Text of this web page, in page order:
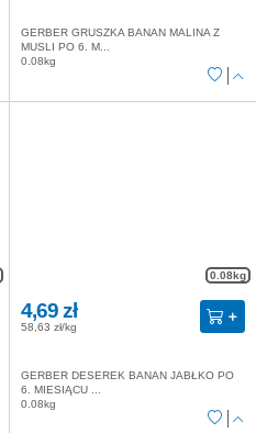
GERBER GRUSZKA BANAN MALINA Z
MUSLI PO 6. M...
0.08kg
0.08kg
4,69 zł
58,63 zł/kg
GERBER DESEREK BANAN JABŁKO PO
6. MIESIĄCU ...
0.08kg